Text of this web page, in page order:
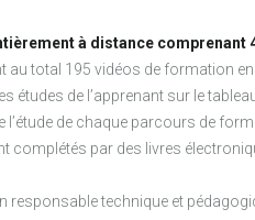
à distance comprenant
au total 195 vidéos de formation
études de l’apprenant sur le
l’étude de chaque parcours de
complétés par des livres
responsable technique et